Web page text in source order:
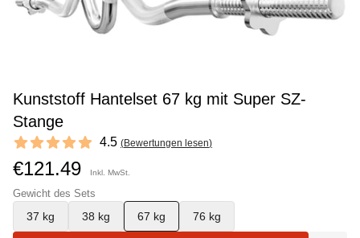
Kunststoff Hantelset 67 kg mit Super SZ-
Stange
Reviews
4.5 out of 5 stars 4.5 (Bewertungen lesen)
€121.49 Inkl. MwSt.
Gewicht des Sets
37 kg 38 kg 67 kg 76 kg